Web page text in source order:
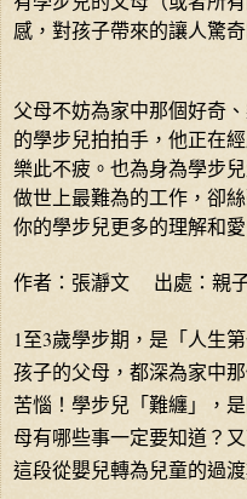
感，對孩子帶來的讓人驚
父母不妨為家中那個好奇
的學步兒拍拍手，他正在
樂此不疲。也為身為學步
做世上最難為的工作，卻
你的學步兒更多的理解和愛
作者：張瀞文 出處：親
1至3歲學步期，是「人生
孩子的父母，都深為家中
苦惱！學步兒「難纏」，
母有哪些事一定要知道？
這段從嬰兒轉為兒童的過渡